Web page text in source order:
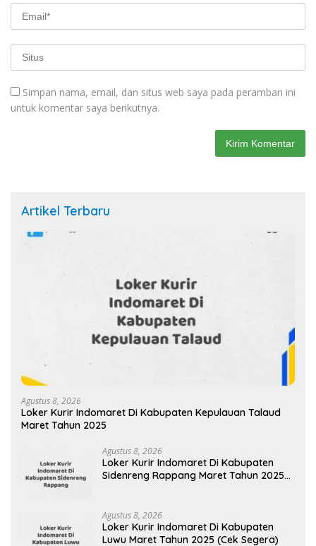
Simpan nama, email, dan situs web saya pada peramban ini
untuk komentar saya berikutnya.
Artikel Terbaru
Agustus 8, 2026
Loker Kurir Indomaret Di Kabupaten Kepulauan Talaud
Maret Tahun 2025
Agustus 8, 2026
Loker Kurir Indomaret Di Kabupaten
Sidenreng Rappang Maret Tahun 2025
Agustus 8, 2026
Loker Kurir Indomaret Di Kabupaten
Luwu Maret Tahun 2025 (Cek Segera)